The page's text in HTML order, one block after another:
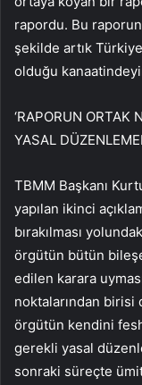
rapordu. Bu raporun
şekilde artık
olduğu
‘RAPORUN ORTAK
YASAL
TBMM Başkanı
yapılan ikinci
bırakılması
örgütün bütün
edilen karara
noktalarından birisi
örgütün kendini
gerekli yasal
sonraki süreçte